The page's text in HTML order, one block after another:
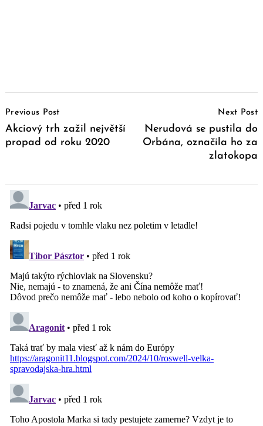
Navigation
Previous Post
Akciový trh zažil největší
propad od roku 2020
Next Post
Nerudová se pustila do
Orbána, označila ho za
zlatokopa